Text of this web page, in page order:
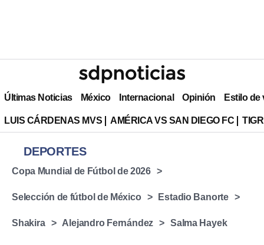
Últimas Noticias México Internacional Opinión Estilo de
LUIS CÁRDENAS MVS AMÉRICA VS SAN DIEGO FC
DEPORTES
Copa Mundial de Fútbol de 2026
Selección de fútbol de México Estadio Banorte
Shakira Alejandro Fernández Salma Hayek